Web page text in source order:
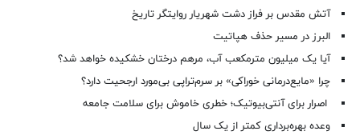
آتش مقدس بر فراز دشت شهریار روایتگر تاریخ
البرز در مسیر حذف هپاتیت
آیا یک میلیون مترمکعب آب، مرهم درختان خشکیده خواهد شد؟
چرا «مایع‌درمانی خوراکی» بر سرم‌تراپی بی‌مورد ارجحیت دارد؟
اصرار برای آنتی‌بیوتیک؛ خطری خاموش برای سلامت جامعه
وعده بهره‌برداری کمتر از یک سال